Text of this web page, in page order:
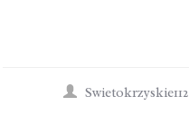
Swietokrzyskie112